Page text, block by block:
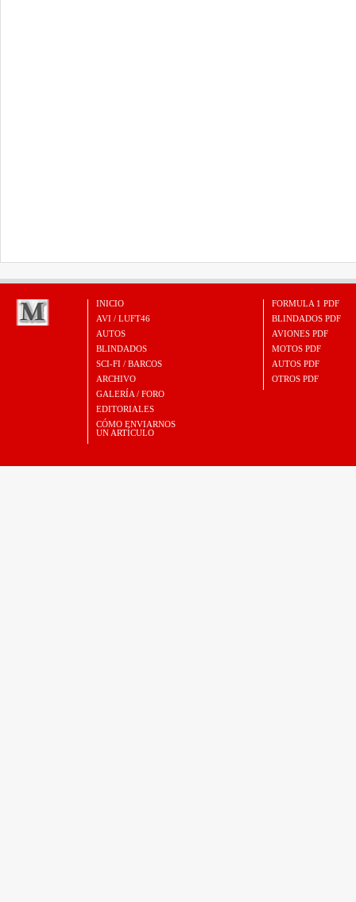
INICIO
AVI / LUFT46
AUTOS
BLINDADOS
SCI-FI / BARCOS
ARCHIVO
GALERÍA / FORO
EDITORIALES
CÓMO ENVIARNOS
UN ARTÍCULO
FORMULA 1 PDF
BLINDADOS PDF
AVIONES PDF
MOTOS PDF
AUTOS PDF
OTROS PDF